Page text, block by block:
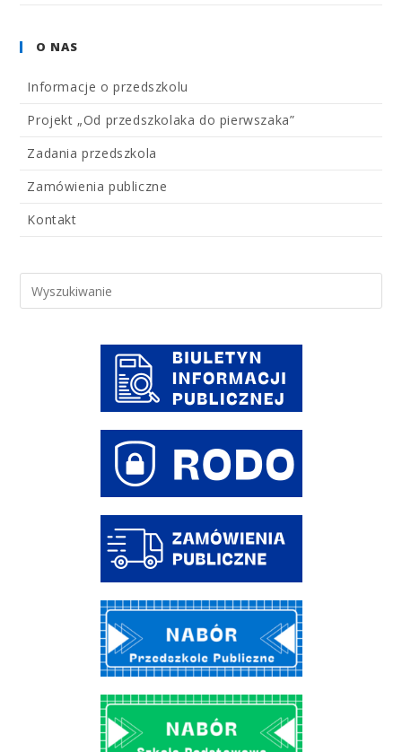
O NAS
Informacje o przedszkolu
Projekt „Od przedszkolaka do pierwszaka”
Zadania przedszkola
Zamówienia publiczne
Kontakt